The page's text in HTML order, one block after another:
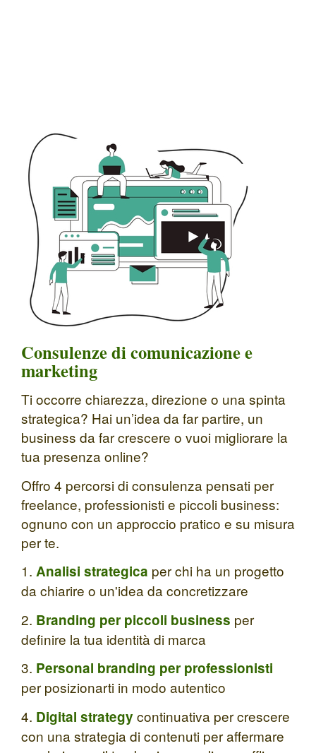
Consulenze di comunicazione e
marketing
Ti occorre chiarezza, direzione o una spinta
strategica? Hai un’idea da far partire, un
business da far crescere o vuoi migliorare la
tua presenza online?
Offro 4 percorsi di consulenza pensati per
freelance, professionisti e piccoli business:
ognuno con un approccio pratico e su misura
per te.
1. Analisi strategica per chi ha un progetto
da chiarire o un'idea da concretizzare
2. Branding per piccoli business per
definire la tua identità di marca
3. Personal branding per professionisti
per posizionarti in modo autentico
4. Digital strategy continuativa per crescere
con una strategia di contenuti per affermare